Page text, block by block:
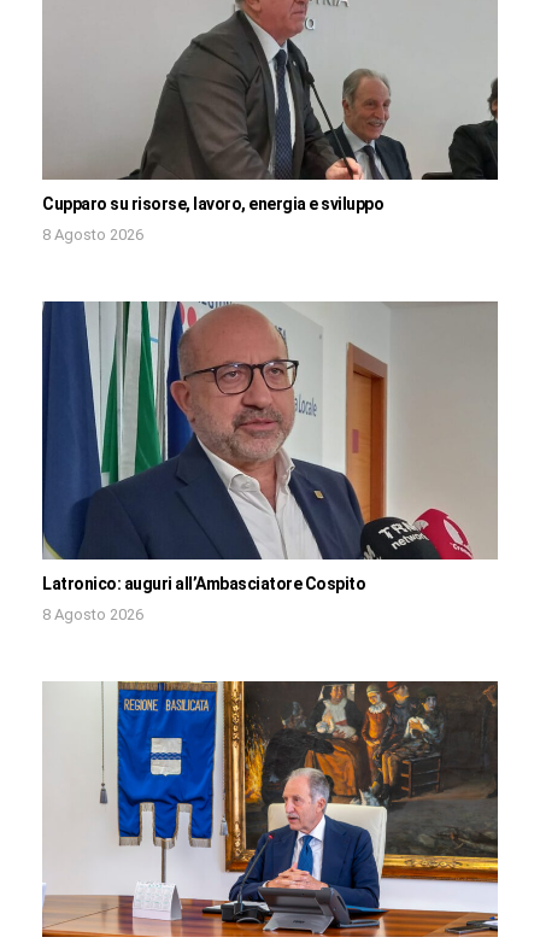
Cupparo su risorse, lavoro, energia e sviluppo
8 Agosto 2026
Latronico: auguri all’Ambasciatore Cospito
8 Agosto 2026